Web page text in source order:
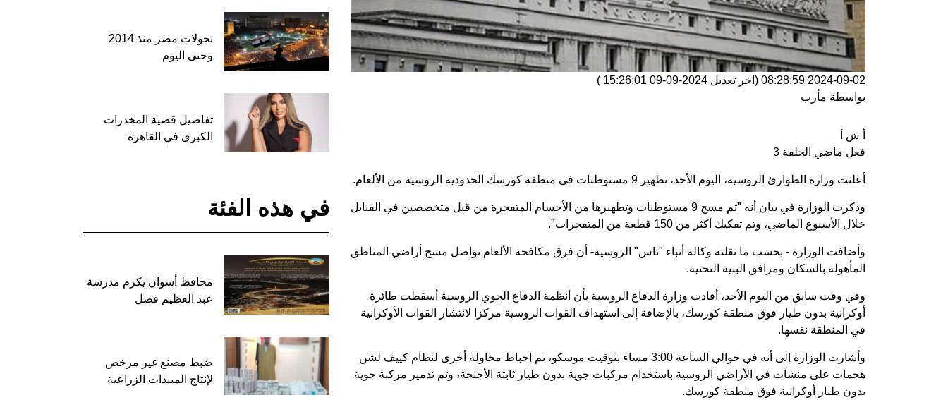
2024-09-02 08:28:59 (اخر تعديل 2024-09-09 15:26:01
)
بواسطة مأرب
أ ش أ
فعل ماضي الحلقة 3
أعلنت وزارة الطوارئ الروسية، اليوم الأحد، تطهير 9 مستوطنات في منطقة كورسك الحدودية الروسية من الألغام.
وذكرت الوزارة في بيان أنه "تم مسح 9 مستوطنات وتطهيرها من الأجسام المتفجرة من قبل متخصصين في القنابل
خلال الأسبوع الماضي، وتم تفكيك أكثر من 150 قطعة من المتفجرات".
وأضافت الوزارة - بحسب ما نقلته وكالة أنباء "تاس" الروسية- أن فرق مكافحة الألغام تواصل مسح أراضي المناطق
المأهولة بالسكان ومرافق البنية التحتية.
وفي وقت سابق من اليوم الأحد، أفادت وزارة الدفاع الروسية بأن أنظمة الدفاع الجوي الروسية أسقطت طائرة
أوكرانية بدون طيار فوق منطقة كورسك، بالإضافة إلى استهداف القوات الروسية مركزا لانتشار القوات الأوكرانية
في المنطقة نفسها.
وأشارت الوزارة إلى أنه في حوالي الساعة 3:00 مساء بتوقيت موسكو، تم إحباط محاولة أخرى لنظام كييف لشن
هجمات على منشآت في الأراضي الروسية باستخدام مركبات جوية بدون طيار ثابتة الأجنحة، وتم تدمير مركبة جوية
بدون طيار أوكرانية فوق منطقة كورسك.
تحولات مصر منذ 2014
وحتى اليوم
تفاصيل قضية المخدرات
الكبرى في القاهرة
في هذه الفئة
محافظ أسوان يكرم مدرسة
عبد العظيم فضل
ضبط مصنع غير مرخص
لإنتاج المبيدات الزراعية